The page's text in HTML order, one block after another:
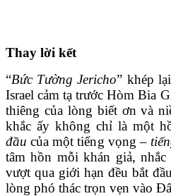
Thay lời kết
“Bức Tường Jericho” khép
Israel cảm tạ trước Hòm Bia
thiêng của lòng biết ơn và
khắc ấy không chỉ là một
đầu của một tiếng vọng –
tâm hồn mỗi khán giả,
vượt qua giới hạn đều bắt
lòng phó thác trọn vẹn vào